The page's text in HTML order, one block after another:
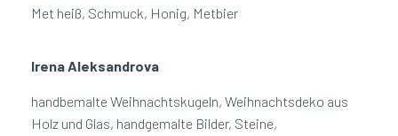
Met heiß, Schmuck, Honig, Metbier
Irena Aleksandrova
handbemalte Weihnachtskugeln, Weihnachtsdeko aus
Holz und Glas, handgemalte Bilder, Steine,